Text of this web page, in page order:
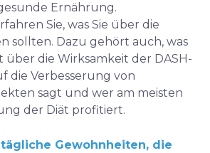
Ernährung.
Sie, was Sie über die
sollten. Dazu gehört auch, was
über die Wirksamkeit der DASH-
die Verbesserung von
sagt und wer am meisten
der Diät profitiert.
Gewohnheiten, die